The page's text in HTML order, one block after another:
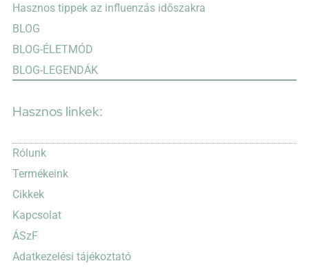
Hasznos tippek az influenzás időszakra
BLOG
BLOG-ÉLETMÓD
BLOG-LEGENDÁK
Hasznos linkek:
Rólunk
Termékeink
Cikkek
Kapcsolat
ÁSzF
Adatkezelési tájékoztató